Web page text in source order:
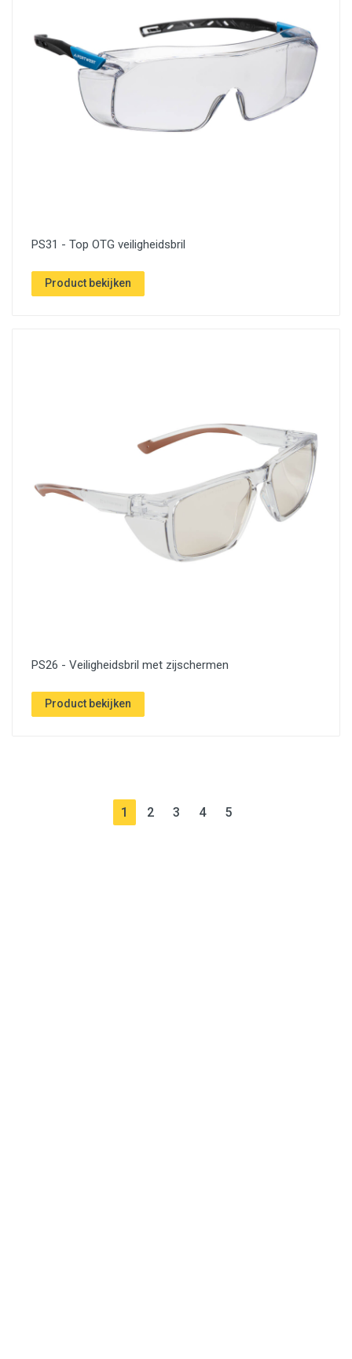
PS31 - Top OTG veiligheidsbril
Product bekijken
PS26 - Veiligheidsbril met zijschermen
Product bekijken
1 (current)
2(current)
3(current)
4(current)
5(current)